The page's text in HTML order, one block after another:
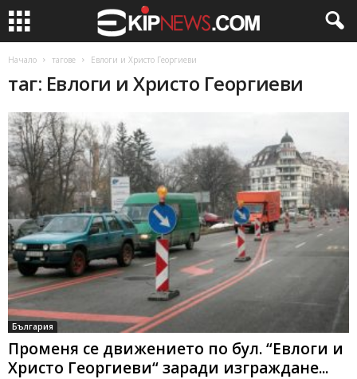
Начало тагове Евлоги и Христо Георгиеви
таг: Евлоги и Христо Георгиеви
България
Променя се движението по бул. “Евлоги и
Христо Георгиеви“ заради изграждане...